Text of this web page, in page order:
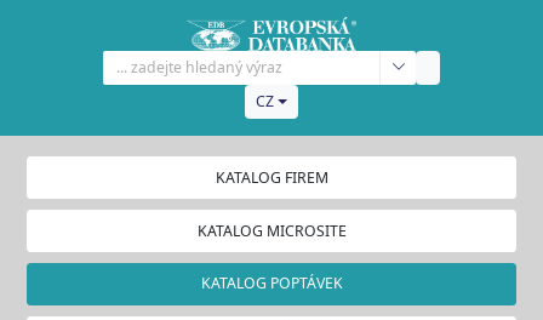
CZ
KATALOG FIREM
KATALOG MICROSITE
KATALOG POPTÁVEK